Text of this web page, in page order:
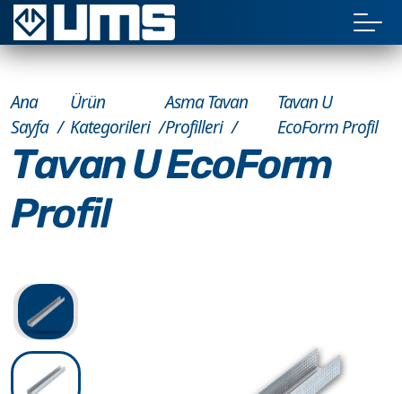
Ana
Sayfa
Ürün
Kategorileri
Asma Tavan
Profilleri
Tavan U
EcoForm Profil
Tavan U EcoForm
Profil